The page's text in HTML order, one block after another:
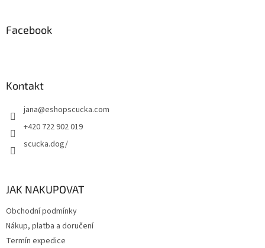
Facebook
Kontakt
jana@eshopscucka.com
+420 722 902 019
scucka.dog/
JAK NAKUPOVAT
Obchodní podmínky
Nákup, platba a doručení
Termín expedice